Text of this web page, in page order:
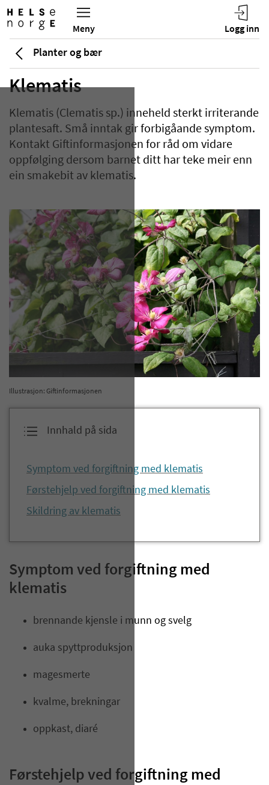
Planter og bær
Klematis
Klematis (Clematis sp.) inneheld sterkt irriterande
plantesaft. Små inntak gir forbigåande symptom.
Kontakt Giftinformasjonen for råd om vidare
oppfølging dersom barnet ditt har teke meir enn
ein smakebit av klematis.
Illustrasjon: Giftinformasjonen
Innhald på sida
Symptom ved forgiftning med klematis
Førstehjelp ved forgiftning med klematis
Skildring av klematis
Symptom ved forgiftning med
klematis
brennande kjensle i munn og svelg
auka spyttproduksjon​
magesmerte
kvalme, brekningar
oppkast, diaré
Førstehjelp ved forgiftning med